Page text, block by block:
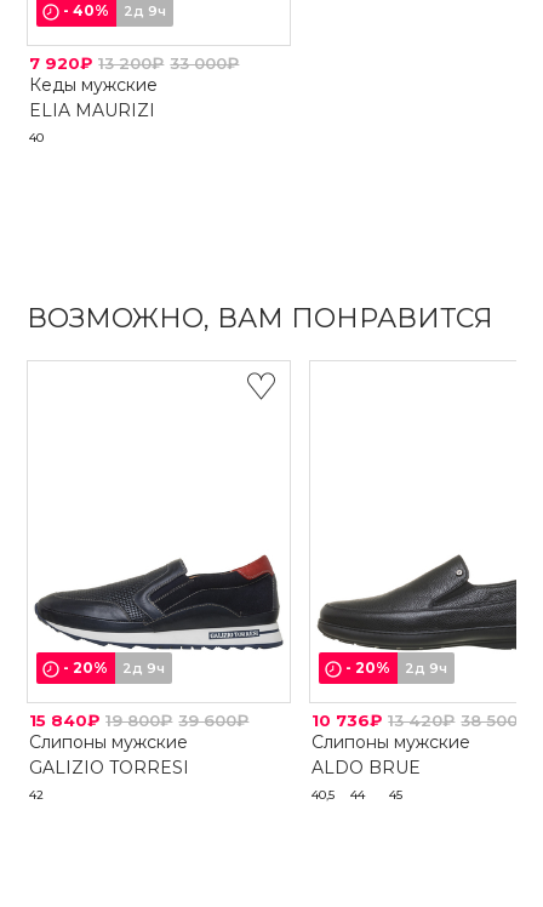
-40% 2д 9ч
7 920₽ 13 200₽ 33 000₽
Кеды мужские
ELIA MAURIZI
40
ВОЗМОЖНО, ВАМ ПОНРАВИТСЯ
-20% 2д 9ч
15 840₽ 19 800₽ 39 600₽
Слипоны мужские
GALIZIO TORRESI
42
-20% 2д 9ч
10 736₽ 13 420₽ 38 500₽
Слипоны мужские
ALDO BRUE
40,5 44 45